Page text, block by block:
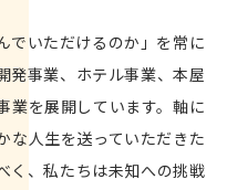
でいただけるのか」を常に
発事業、ホテル事業、本屋
業を展開しています。軸に
な人生を送っていただきた
く、私たちは未知への挑戦